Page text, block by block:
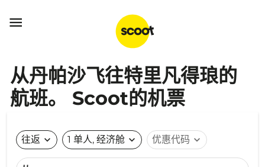

从丹帕沙飞往特里凡得琅的
航班。 Scoot的机票
往返 expand_more 1 单人, 经济舱 expand_more 优惠代码 expand_more